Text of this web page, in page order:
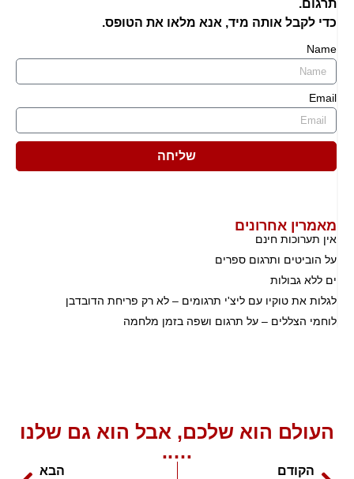
תרגום.
כדי לקבל אותה מיד, אנא מלאו את הטופס.
Name
Email
שליחה
מאמרין אחרונים
אין תערוכות חינם
על הוביטים ותרגום ספרים
ים ללא גבולות
לגלות את טוקיו עם ליצ'י תרגומים – לא רק פריחת הדובדבן
לוחמי הצללים – על תרגום ושפה בזמן מלחמה
העולם הוא שלכם, אבל הוא גם שלנו
…..
הקודם הבא